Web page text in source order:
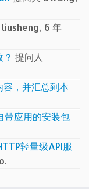
liusheng, 6 年
提问人
容，并汇总到本
应用的安装包
轻量级API服